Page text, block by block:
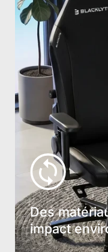
Des
impact